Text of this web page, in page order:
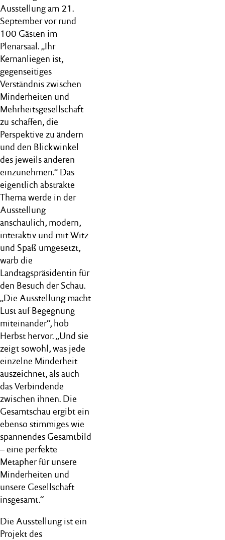
Ausstellung am 21.
September vor rund
100 Gästen im
Plenarsaal. „Ihr
Kernanliegen ist,
gegenseitiges
Verständnis zwischen
Minderheiten und
Mehrheitsgesellschaft
zu schaffen, die
Perspektive zu ändern
und den Blickwinkel
des jeweils anderen
einzunehmen.“ Das
eigentlich abstrakte
Thema werde in der
Ausstellung
anschaulich, modern,
interaktiv und mit Witz
und Spaß umgesetzt,
warb die
Landtagspräsidentin für
den Besuch der Schau.
„Die Ausstellung macht
Lust auf Begegnung
miteinander“, hob
Herbst hervor. „Und sie
zeigt sowohl, was jede
einzelne Minderheit
auszeichnet, als auch
das Verbindende
zwischen ihnen. Die
Gesamtschau ergibt ein
ebenso stimmiges wie
spannendes Gesamtbild
– eine perfekte
Metapher für unsere
Minderheiten und
unsere Gesellschaft
insgesamt.“
Die Ausstellung ist ein
Projekt des